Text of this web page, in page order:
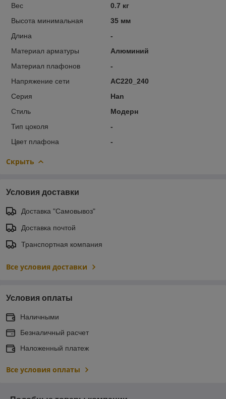
Вес
0.7 кг
Высота минимальная
35 мм
Длина
-
Материал арматуры
Алюминий
Материал плафонов
-
Напряжение сети
AC220_240
Серия
Han
Стиль
Модерн
Тип цоколя
-
Цвет плафона
-
Скрыть
Условия доставки
Доставка "Самовывоз"
Доставка почтой
Транспортная компания
Все условия доставки
Условия оплаты
Наличными
Безналичный расчет
Наложенный платеж
Все условия оплаты